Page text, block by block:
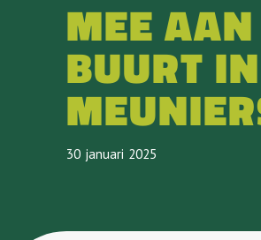
MEE
BUURT
30 Januari 2025